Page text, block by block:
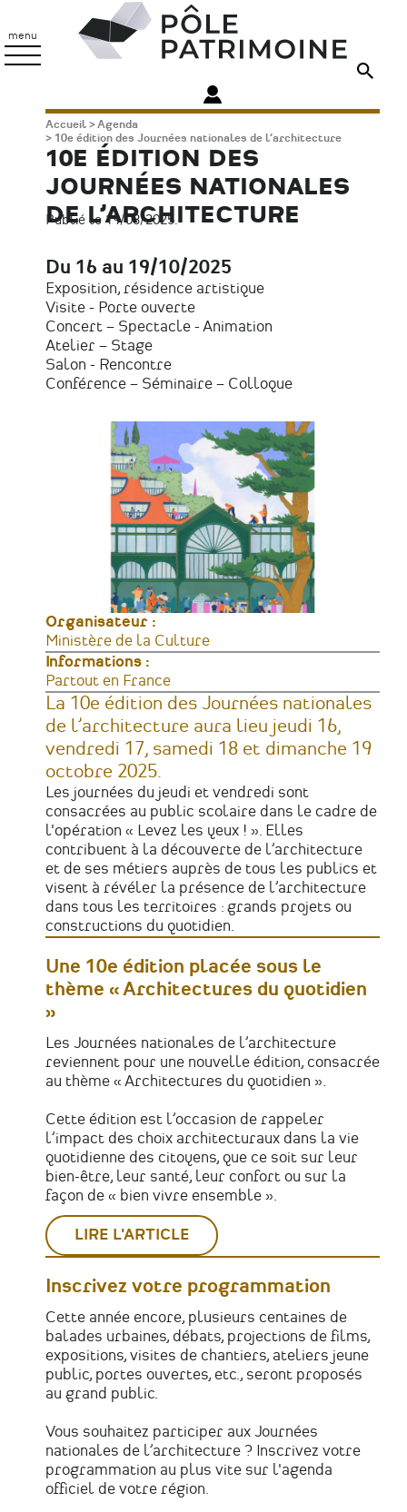
contenu
principal
menu
Patrimoine
Fil
d'Ariane
Accueil
Agenda
10e édition des Journées nationales de l’architecture
10E ÉDITION DES
JOURNÉES NATIONALES
DE L’ARCHITECTURE
Publié le 19/08/2025.
Date
Du 16 au 19/10/2025
Type
d'évènement
Exposition, résidence artistique
Visite - Porte ouverte
Concert – Spectacle - Animation
Atelier – Stage
Salon - Rencontre
Conférence – Séminaire – Colloque
Organisateur :
Ministère de la Culture
Informations :
Lieu
Partout en France
La 10e édition des Journées nationales
de l’architecture aura lieu jeudi 16,
vendredi 17, samedi 18 et dimanche 19
octobre 2025.
Les journées du jeudi et vendredi sont
consacrées au public scolaire dans le cadre de
l'opération « Levez les yeux ! ». Elles
contribuent à la découverte de l’architecture
et de ses métiers auprès de tous les publics et
visent à révéler la présence de l’architecture
dans tous les territoires : grands projets ou
constructions du quotidien.
Une 10e édition placée sous le
thème « Architectures du quotidien
»
Les Journées nationales de l’architecture
reviennent pour une nouvelle édition, consacrée
au thème « Architectures du quotidien ».
Cette édition est l’occasion de rappeler
l’impact des choix architecturaux dans la vie
quotidienne des citoyens, que ce soit sur leur
bien-être, leur santé, leur confort ou sur la
façon de « bien vivre ensemble ».
LIRE L'ARTICLE
Inscrivez votre programmation
Cette année encore, plusieurs centaines de
balades urbaines, débats, projections de films,
expositions, visites de chantiers, ateliers jeune
public, portes ouvertes, etc., seront proposés
au grand public.
Vous souhaitez participer aux Journées
nationales de l’architecture ? Inscrivez votre
programmation au plus vite sur l'agenda
officiel de votre région.